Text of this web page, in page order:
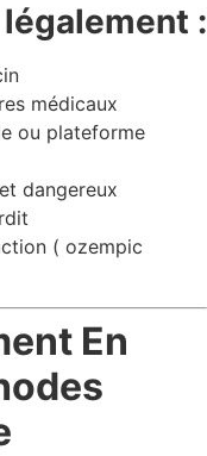
:
médicaux
ou plateforme
dangereux
( ozempic
En